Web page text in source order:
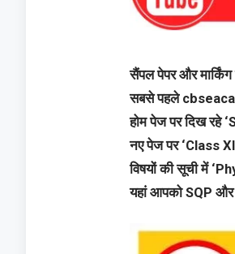
सैंपल पेपर और
सबसे पहले
होम पेज पर दिख रहे
नए पेज पर ‘Class
विषयों की सूची में
यहां आपको SQP और